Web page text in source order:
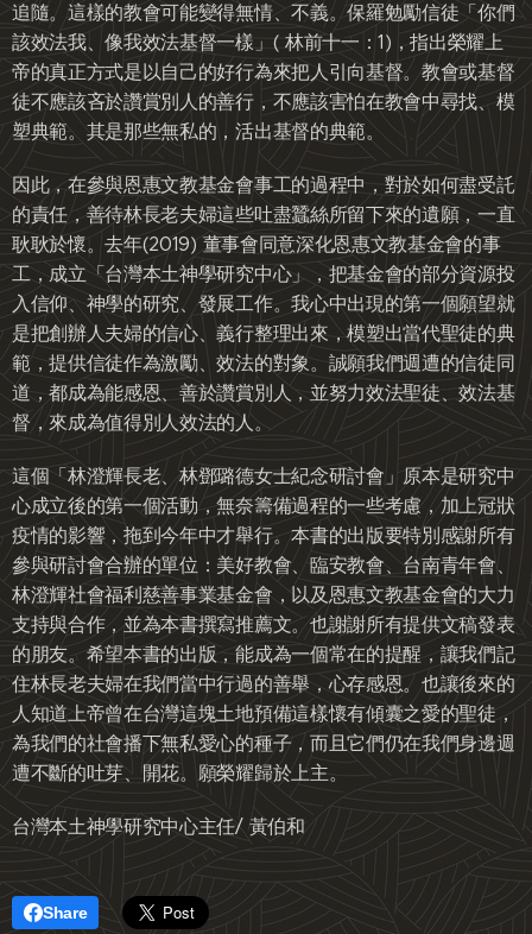
追隨。這樣的教會可能變得無情、不義。保羅勉勵信徒「你們
該效法我、像我效法基督一樣」( 林前十一：1)，指出榮耀上
帝的真正方式是以自己的好行為來把人引向基督。教會或基督
徒不應該吝於讚賞別人的善行，不應該害怕在教會中尋找、模
塑典範。其是那些無私的，活出基督的典範。
因此，在參與恩惠文教基金會事工的過程中，對於如何盡受託
的責任，善待林長老夫婦這些吐盡蠶絲所留下來的遺願，一直
耿耿於懷。去年(2019) 董事會同意深化恩惠文教基金會的事
工，成立「台灣本土神學研究中心」，把基金會的部分資源投
入信仰、神學的研究、發展工作。我心中出現的第一個願望就
是把創辦人夫婦的信心、義行整理出來，模塑出當代聖徒的典
範，提供信徒作為激勵、效法的對象。誠願我們週遭的信徒同
道，都成為能感恩、善於讚賞別人，並努力效法聖徒、效法基
督，來成為值得別人效法的人。
這個「林澄輝長老、林鄧璐德女士紀念研討會」原本是研究中
心成立後的第一個活動，無奈籌備過程的一些考慮，加上冠狀
疫情的影響，拖到今年中才舉行。本書的出版要特別感謝所有
參與研討會合辦的單位：美好教會、臨安教會、台南青年會、
林澄輝社會福利慈善事業基金會，以及恩惠文教基金會的大力
支持與合作，並為本書撰寫推薦文。也謝謝所有提供文稿發表
的朋友。希望本書的出版，能成為一個常在的提醒，讓我們記
住林長老夫婦在我們當中行過的善舉，心存感恩。也讓後來的
人知道上帝曾在台灣這塊土地預備這樣懷有傾囊之愛的聖徒，
為我們的社會播下無私愛心的種子，而且它們仍在我們身邊週
遭不斷的吐芽、開花。願榮耀歸於上主。
台灣本土神學研究中心主任/ 黃伯和
Share